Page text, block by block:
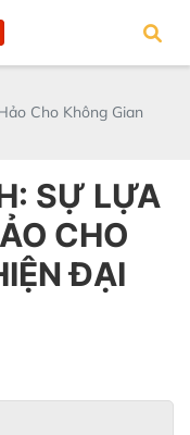
Cho Không Gian
SỰ LỰA
CHO
ĐẠI